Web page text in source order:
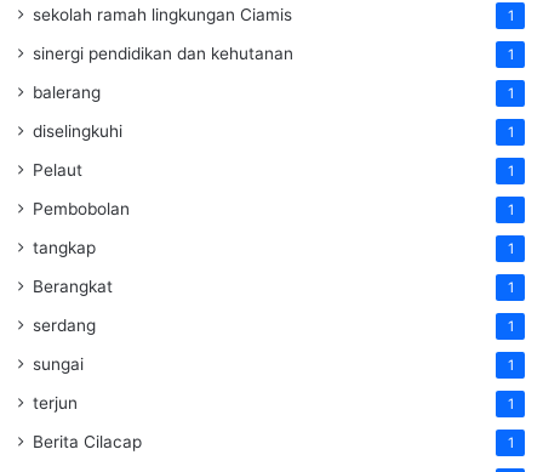
sekolah ramah lingkungan Ciamis 1
sinergi pendidikan dan kehutanan 1
balerang 1
diselingkuhi 1
Pelaut 1
Pembobolan 1
tangkap 1
Berangkat 1
serdang 1
sungai 1
terjun 1
Berita Cilacap 1